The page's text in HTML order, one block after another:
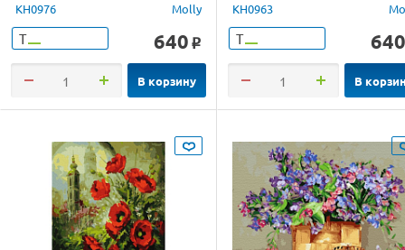
KH0976 Molly
Т 640 o
В корзину
KH0963
Т 640
В